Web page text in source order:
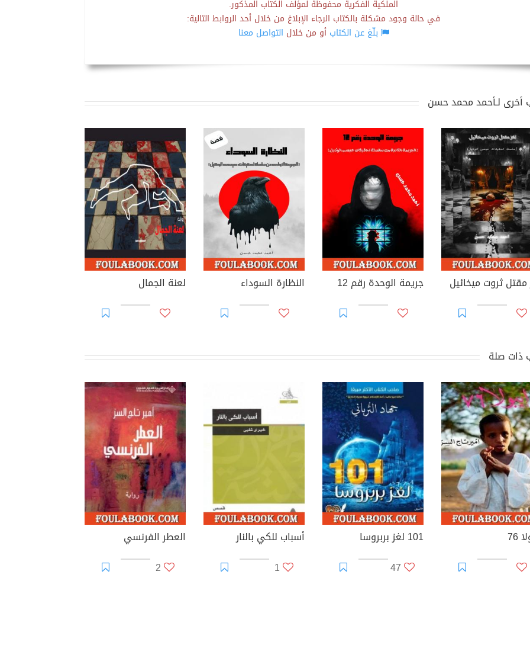
الملكية الفكرية محفوظة لمؤلف الكتاب المذكور.
في حالة وجود مشكلة بالكتاب الرجاء الإبلاغ من خلال أحد الروابط التالية:
بلّغ عن الكتابأو من خلال التواصل معنا
أخرى لـأحمد محمد حسن
مقتل ثروت ميخائيل جريمة الوحدة رقم 12 النظارة السوداء لعنة الجمال
ذات صلة
76
101 لغز بربروسا
47
أسباب للكي بالنار
1
العطر الفرنسي
2